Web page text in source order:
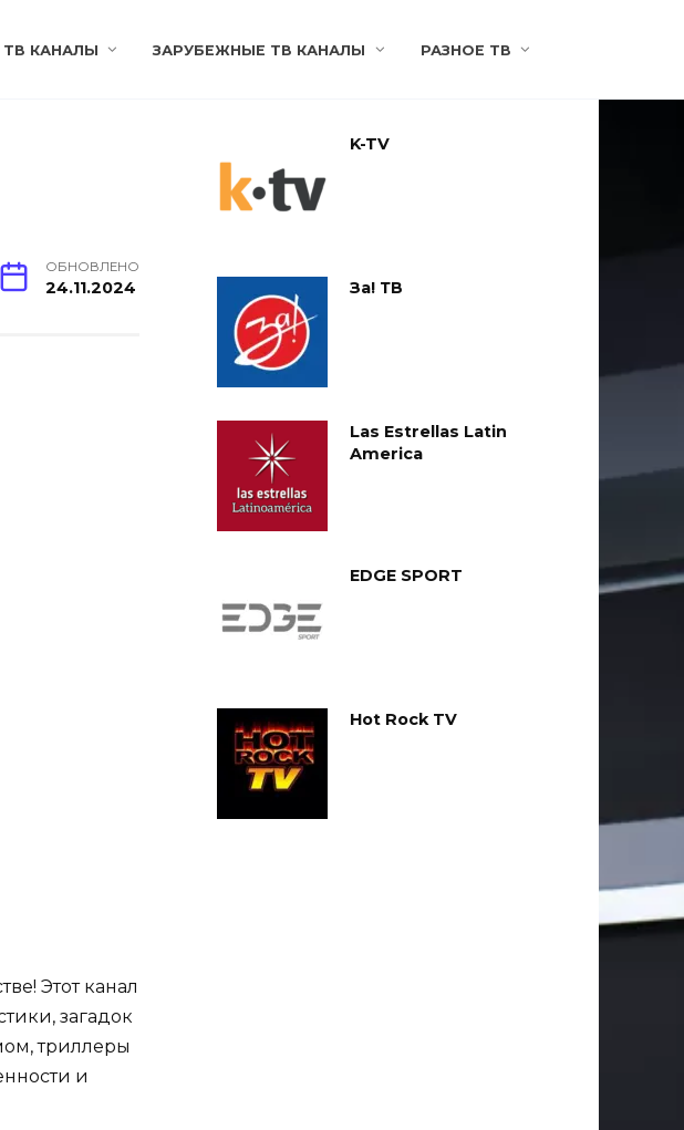
КАНАЛЫ ЗАРУБЕЖНЫЕ ТВ КАНАЛЫ РАЗНОЕ ТВ
ОБНОВЛЕНО
24.11.2024
Этот канал
загадок
триллеры
и
K-TV
За! ТВ
Las Estrellas Latin
America
EDGE SPORT
Hot Rock TV